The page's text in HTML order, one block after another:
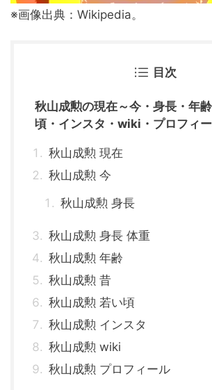
※画像出典：Wikipedia。
目次
秋山成勲の現在～今・身長・年
頃・インスタ・wiki・プロフィ
秋山成勲 現在
秋山成勲 今
秋山成勲 身長
秋山成勲 身長 体重
秋山成勲 年齢
秋山成勲 昔
秋山成勲 若い頃
秋山成勲 インスタ
秋山成勲 wiki
秋山成勲 プロフィール